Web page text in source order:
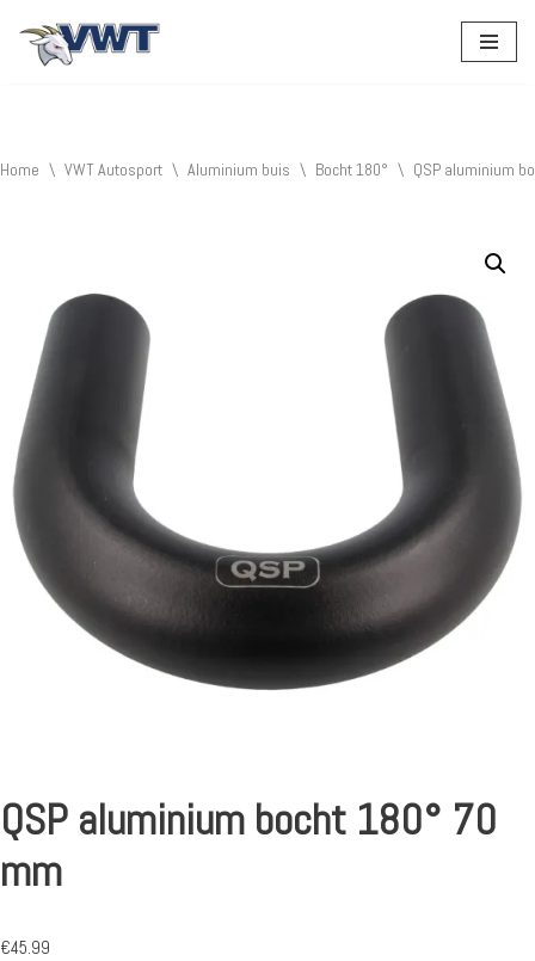
Home \ VWT Autosport \ Aluminium buis \ Bocht 180° \ QSP aluminium
QSP aluminium bocht 180° 70
mm
€45.99